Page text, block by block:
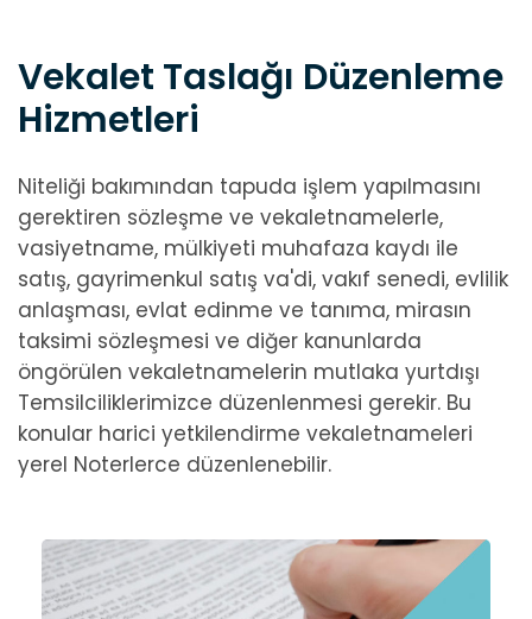
Vekalet Taslağı Düzenleme
Hizmetleri
Niteliği bakımından tapuda işlem yapılmasını
gerektiren sözleşme ve vekaletnamelerle,
vasiyetname, mülkiyeti muhafaza kaydı ile
satış, gayrimenkul satış va'di, vakıf senedi, evlilik
anlaşması, evlat edinme ve tanıma, mirasın
taksimi sözleşmesi ve diğer kanunlarda
öngörülen vekaletnamelerin mutlaka yurtdışı
Temsilciliklerimizce düzenlenmesi gerekir. Bu
konular harici yetkilendirme vekaletnameleri
yerel Noterlerce düzenlenebilir.